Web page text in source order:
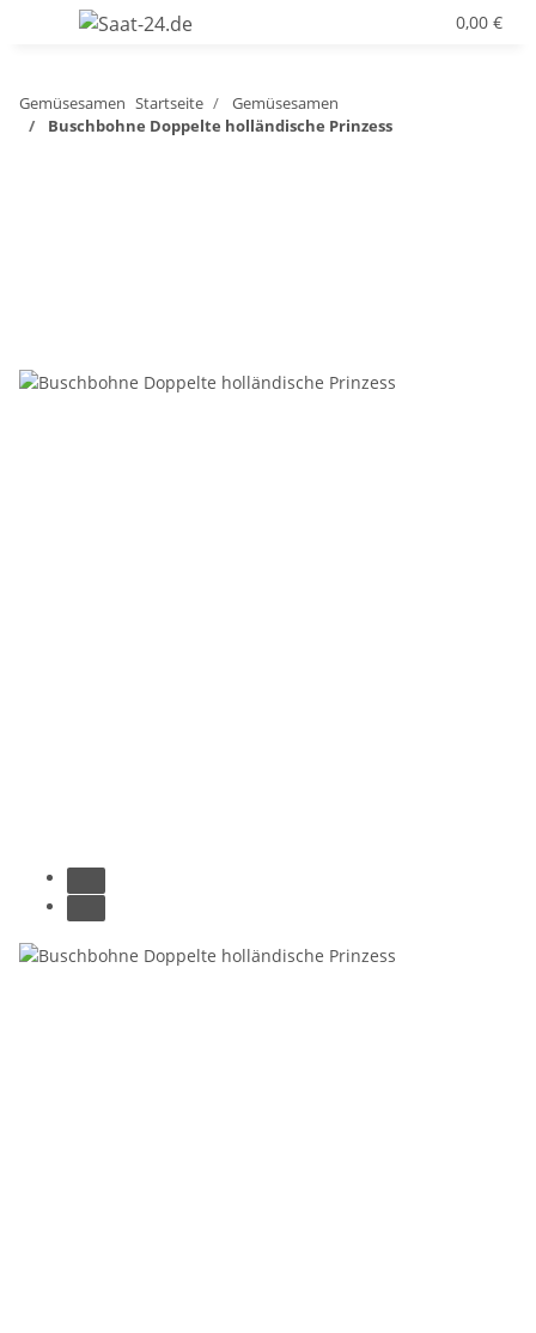
0,00 €
Gemüsesamen Startseite
Gemüsesamen
Buschbohne Doppelte holländische Prinzess